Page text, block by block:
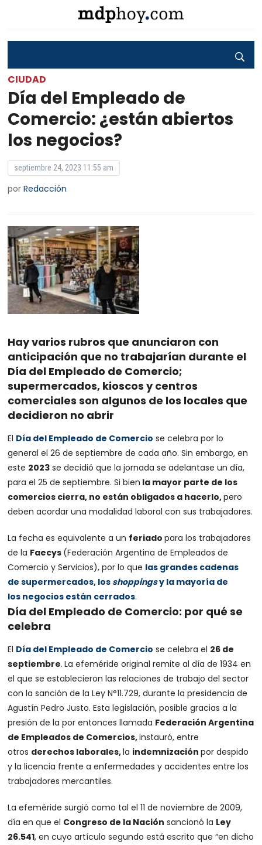
CIUDAD
Día del Empleado de
Comercio: ¿están abiertos
los negocios?
septiembre 24, 2023 11:55 am
porRedacción
Hay varios rubros que anunciaron con
anticipación que no trabajarían durante el
Día del Empleado de Comercio;
supermercados, kioscos y centros
comerciales son algunos de los locales que
decidieron no abrir
El Día del Empleado de Comercio se celebra por lo
general el 26 de septiembre de cada año. Sin embargo, en
este 2023 se decidió que la jornada se adelantase un día,
para el 25 de septiembre. Si bien la mayor parte de los
comercios cierra, no están obligados a hacerlo,pero
deben acordar una modalidad laboral con sus trabajadores.
La fecha es equivalente a un feriadopara los trabajadores
de la Faecys (Federación Argentina de Empleados de
Comercio y Servicios), por lo que las grandes cadenas
desupermercados, los shoppingsy la mayoría de
los negocios están cerrados.
Día del Empleado de Comercio: por qué se
celebra
El Día del Empleado de Comercio se celebra el 26 de
septiembre. La efeméride original remite al día de 1934 en
el que se establecieron las relaciones de trabajo del sector
con la sanción de la Ley N°11.729, durante la presidencia de
Agustín Pedro Justo. Esta legislación, posible gracias a la
presión de la por entonces llamada Federación Argentina
de Empleados de Comercios,instauró, entre
otros derechos laborales,la indemnizaciónpor despido
y la licencia frente a enfermedades y accidentes entre los
trabajadores mercantiles.
La efeméride surgió como tal el 11 de noviembre de 2009,
día en que el Congreso de la Nación sancionó la Ley
26.541, en cuyo artículo segundo está escrito que “en dicho